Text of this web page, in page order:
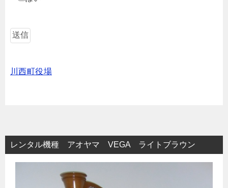
川西町役場
レンタル機種 アオヤマ VEGA ライトブラウン